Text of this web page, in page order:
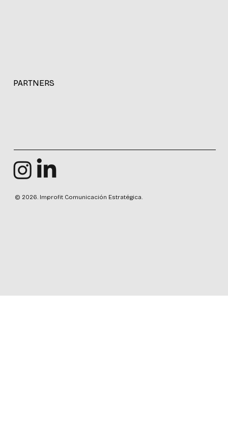
PARTNERS
© 2026. Improfit Comunicación Estratégica.